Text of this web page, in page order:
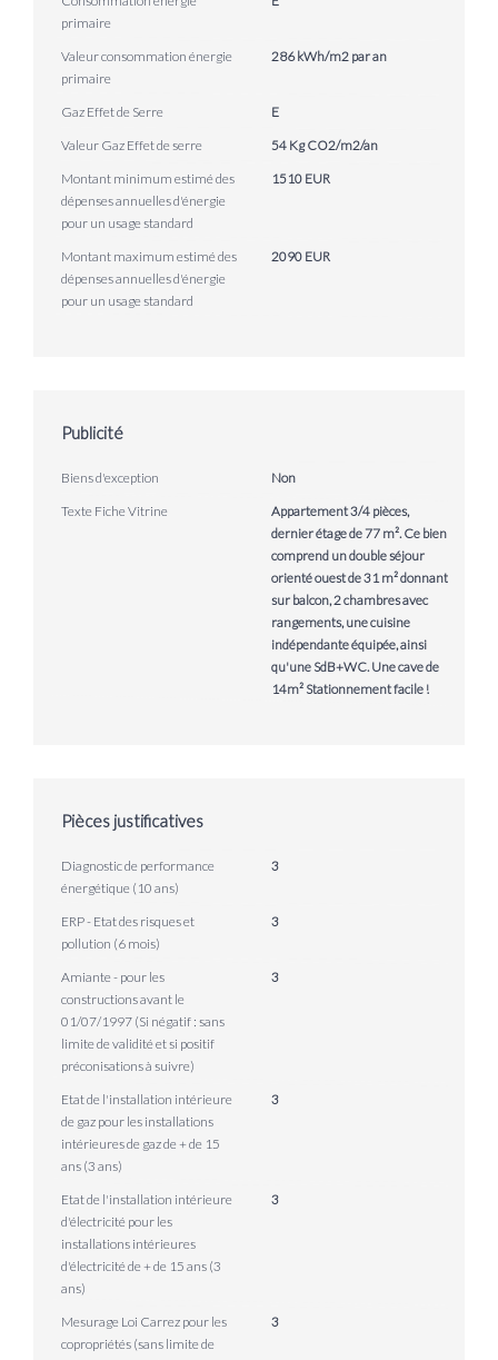
primaire
Valeur consommation énergie
primaire
286 kWh/m2 par an
Gaz Effet de Serre
E
Valeur Gaz Effet de serre
54 Kg CO2/m2/an
Montant minimum estimé des
dépenses annuelles d'énergie
pour un usage standard
1510 EUR
Montant maximum estimé des
dépenses annuelles d'énergie
pour un usage standard
2090 EUR
Publicité
Biens d'exception
Non
Texte Fiche Vitrine
Appartement 3/4 pièces,
dernier étage de 77 m². Ce bien
comprend un double séjour
orienté ouest de 31 m² donnant
sur balcon, 2 chambres avec
rangements, une cuisine
indépendante équipée, ainsi
qu'une SdB+WC. Une cave de
14m² Stationnement facile !
Pièces justificatives
Diagnostic de performance
énergétique (10 ans)
3
ERP - Etat des risques et
pollution (6 mois)
3
Amiante - pour les
constructions avant le
01/07/1997 (Si négatif : sans
limite de validité et si positif
préconisations à suivre)
3
Etat de l'installation intérieure
de gaz pour les installations
intérieures de gaz de + de 15
ans (3 ans)
3
Etat de l'installation intérieure
d'électricité pour les
installations intérieures
d'électricité de + de 15 ans (3
ans)
3
Mesurage Loi Carrez pour les
copropriétés (sans limite de
3